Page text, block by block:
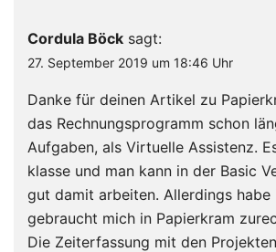
Cordula Böck sagt:
27. September 2019 um 18:46 Uhr
Danke für deinen Artikel zu
das Rechnungsprogramm schon
Aufgaben, als Virtuelle Assistenz.
klasse und man kann in der Basic
gut damit arbeiten. Allerdings habe
gebraucht mich in Papierkram
Die Zeiterfassung mit den